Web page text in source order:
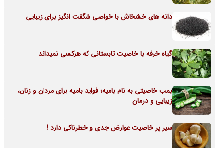
دانه های خشخاش با خواصی شگفت انگیز برای زیبایی
گیاه خرفه با خاصیت تابستانی که هرکسی نمیداند
بمب خاصیتی به نام بامیه؛ فواید بامیه برای مردان و زنان،
زیبایی و درمان
سیر پر خاصیت عوارض جدی و خطرناکی دارد !